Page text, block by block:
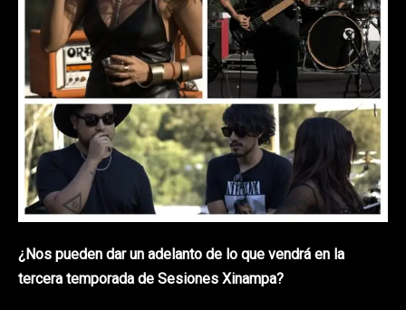
¿Nos pueden dar un adelanto de lo que vendrá en la
tercera temporada de Sesiones Xinampa?